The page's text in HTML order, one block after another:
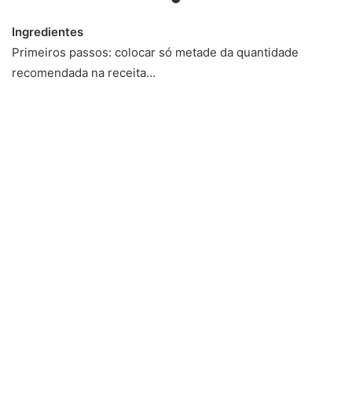
Ingredientes
Primeiros passos: colocar só metade da quantidade
recomendada na receita…